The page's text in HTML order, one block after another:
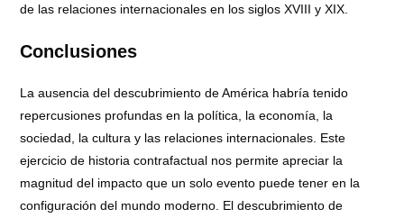
de las relaciones internacionales en los siglos XVIII y XIX.
Conclusiones
La ausencia del descubrimiento de América habría tenido
repercusiones profundas en la política, la economía, la
sociedad, la cultura y las relaciones internacionales. Este
ejercicio de historia contrafactual nos permite apreciar la
magnitud del impacto que un solo evento puede tener en la
configuración del mundo moderno. El descubrimiento de